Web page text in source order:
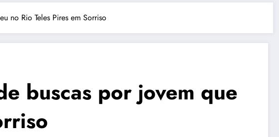
no Rio Teles Pires em Sorriso
buscas por jovem que